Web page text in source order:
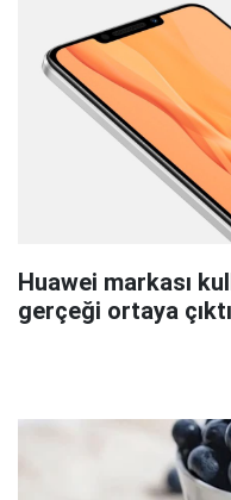
Huawei markası
gerçeği ortaya çıktı